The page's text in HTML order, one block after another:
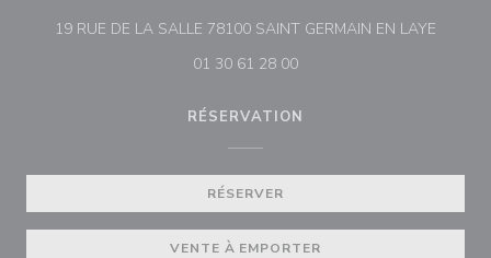
19 RUE DE LA SALLE 78100 SAINT GERMAIN EN LAYE
01 30 61 28 00
RÉSERVATION
RÉSERVER
VENTE À EMPORTER